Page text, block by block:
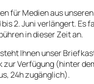
für Medien aus unseren
2. Juni verlängert. Es
in dieser Zeit an.
Ihnen unser
zur Verfügung (hinter
24h zugänglich).